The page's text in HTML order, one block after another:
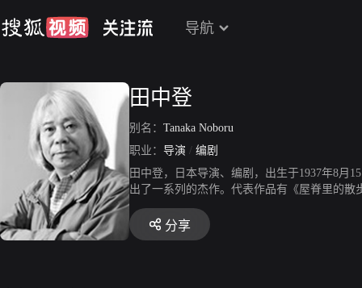
导航
田中登
别名： Tanaka Noboru
职业： 导演 / 编剧
田中登，日本导演、编剧，出生于1937年8月
出了一系列的杰作。代表作品有《屋脊里的
分享